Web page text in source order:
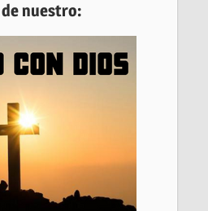
nuestro: